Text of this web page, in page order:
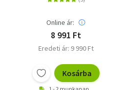
Online ár:
8 991 Ft
Eredeti ár: 9 990 Ft
Kosárba